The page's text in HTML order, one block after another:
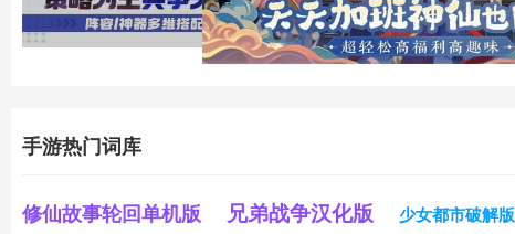
手游热门词库
修仙故事轮回单机版 兄弟战争汉化版 少女都市破解版